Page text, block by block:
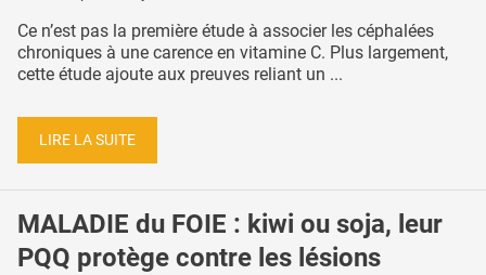
Ce n’est pas la première étude à associer les céphalées
chroniques à une carence en vitamine C. Plus largement,
cette étude ajoute aux preuves reliant un ...
LIRE LA SUITE
MALADIE du FOIE : kiwi ou soja, leur
PQQ protège contre les lésions